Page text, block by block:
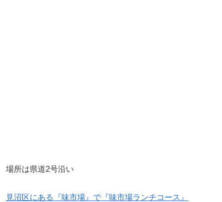
場所は県道2号沿い
見沼区にある『味市場』で『味市場ランチコース』